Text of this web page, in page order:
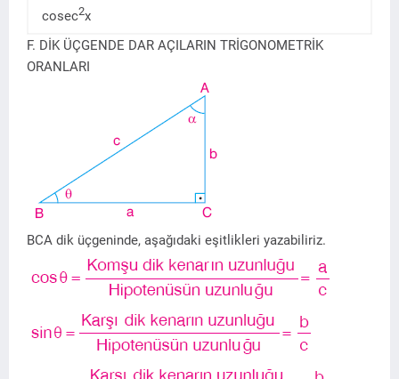
cosec2x
F. DİK ÜÇGENDE DAR AÇILARIN TRİGONOMETRİK
ORANLARI
BCA dik üçgeninde, aşağıdaki eşitlikleri yazabiliriz.